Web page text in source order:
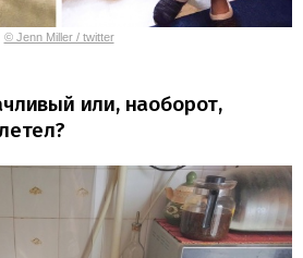
© Jenn Miller / twitter
или, наоборот,